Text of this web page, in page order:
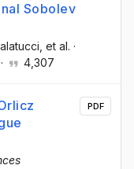
Sobolev
, et al. ·
· 4,307
PDF